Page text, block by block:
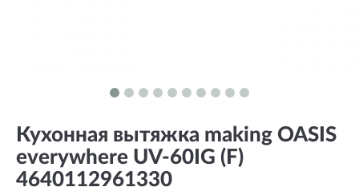
Кухонная вытяжка making OASIS
everywhere UV-60IG (F)
4640112961330